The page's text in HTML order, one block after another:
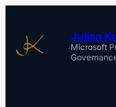
Inhalt
springen
Julian
Microsoft